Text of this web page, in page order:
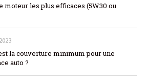
moteur les plus efficaces (5W30 ou
la couverture minimum pour une
auto ?